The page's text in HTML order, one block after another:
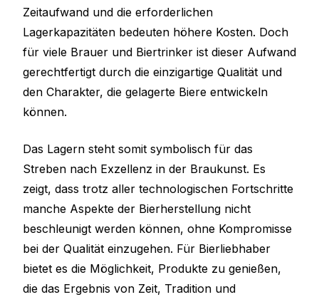
Zeitaufwand und die erforderlichen
Lagerkapazitäten bedeuten höhere Kosten. Doch
für viele Brauer und Biertrinker ist dieser Aufwand
gerechtfertigt durch die einzigartige Qualität und
den Charakter, die gelagerte Biere entwickeln
können.
Das Lagern steht somit symbolisch für das
Streben nach Exzellenz in der Braukunst. Es
zeigt, dass trotz aller technologischen Fortschritte
manche Aspekte der Bierherstellung nicht
beschleunigt werden können, ohne Kompromisse
bei der Qualität einzugehen. Für Bierliebhaber
bietet es die Möglichkeit, Produkte zu genießen,
die das Ergebnis von Zeit, Tradition und